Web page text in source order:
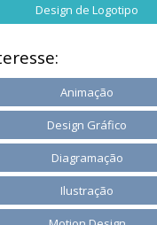
Design de Logotipo
Animação
Design Gráfico
Diagramação
Ilustração